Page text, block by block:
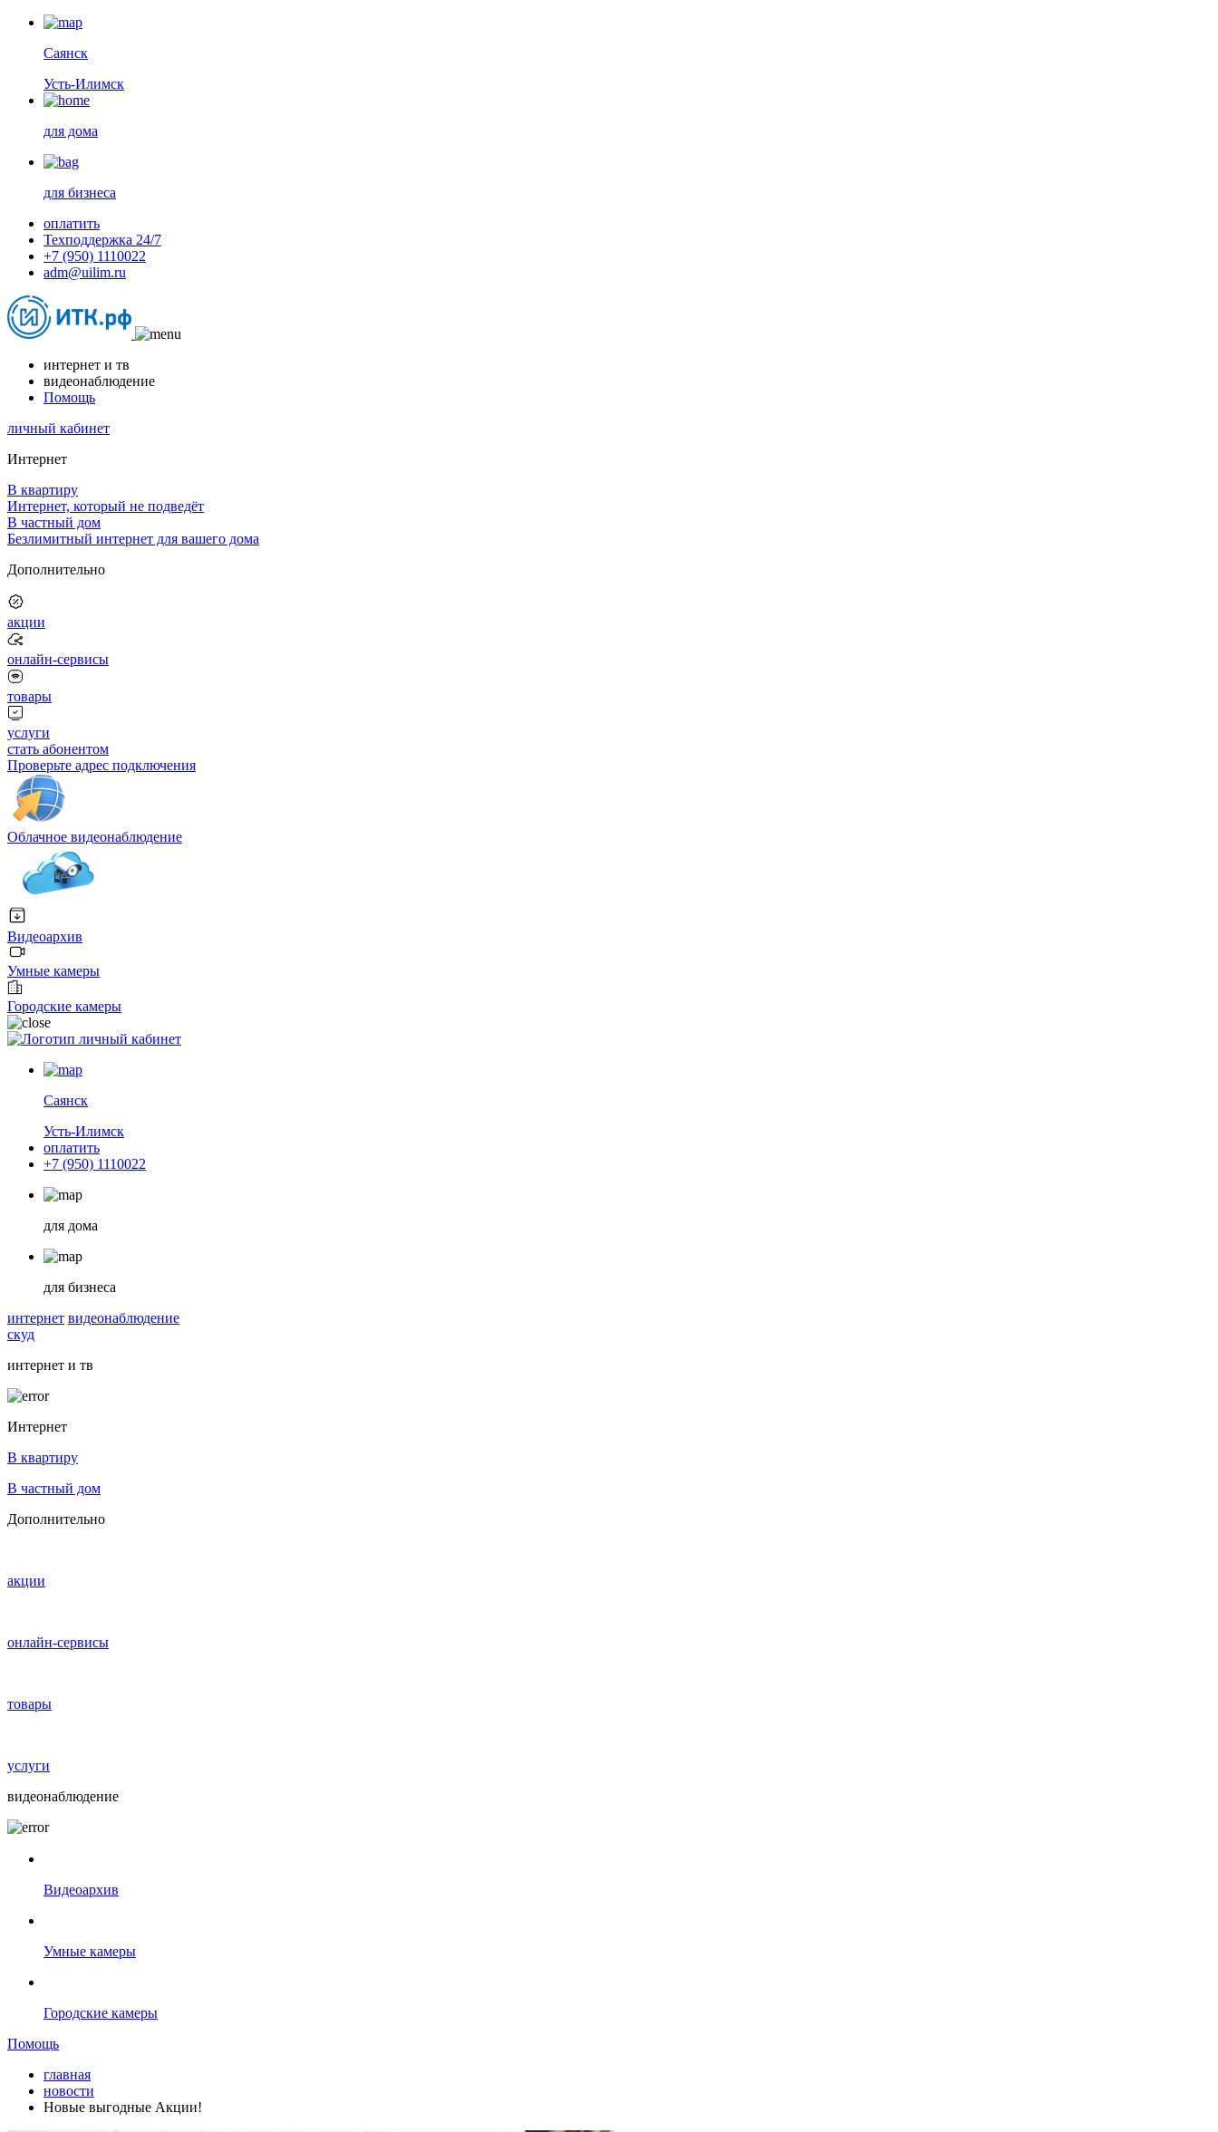
Саянск
Усть-Илимск
для дома
для бизнеса
оплатить
Техподдержка 24/7
+7 (950) 1110022
adm@uilim.ru
интернет и тв
видеонаблюдение
Помощь
личный кабинет
Интернет
В квартиру
Интернет, который не подведёт
В частный дом
Безлимитный интернет для вашего дома
Дополнительно
акции
онлайн-сервисы
товары
услуги
стать абонентом
Проверьте адрес подключения
Облачное видеонаблюдение
Видеоархив
Умные камеры
Городские камеры
личный кабинет
Саянск
Усть-Илимск
оплатить
+7 (950) 1110022
для дома
для бизнеса
интернет видеонаблюдение
скуд
интернет и тв
Интернет
В квартиру
В частный дом
Дополнительно
акции
онлайн-сервисы
товары
услуги
видеонаблюдение
Видеоархив
Умные камеры
Городские камеры
Помощь
главная
новости
Новые выгодные Акции!